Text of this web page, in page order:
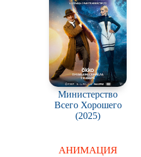
Министерство
Всего Хорошего
(2025)
АНИМАЦИЯ